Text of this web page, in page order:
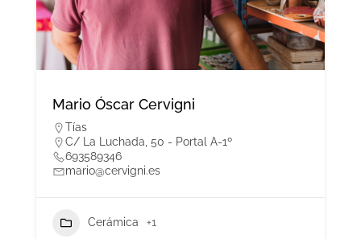
Mario Óscar Cervigni
Tías
C/ La Luchada, 50 - Portal A-1º
693589346
mario@cervigni.es
Cerámica +1